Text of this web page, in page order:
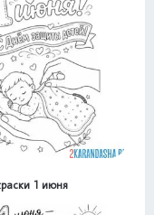
1 июня